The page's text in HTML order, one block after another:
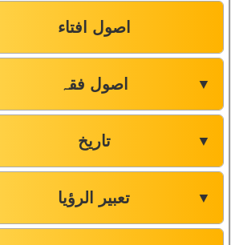
اصول افتاء
اصول فقہ ▼
تاریخ ▼
تعبیر الرؤیا ▼